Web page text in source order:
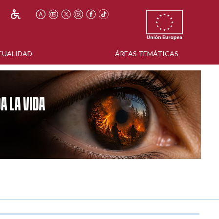
ÁREAS TEMÁTICAS